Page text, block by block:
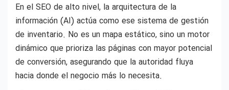
En el SEO de alto nivel, la arquitectura de la
información (AI) actúa como ese sistema de gestión
de inventario. No es un mapa estático, sino un motor
dinámico que prioriza las páginas con mayor potencial
de conversión, asegurando que la autoridad fluya
hacia donde el negocio más lo necesita.